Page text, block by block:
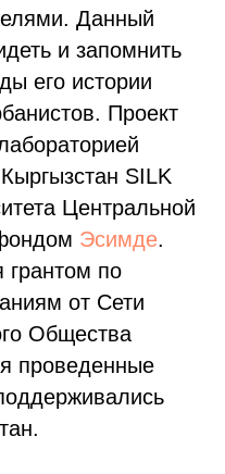
Данный
и запомнить
его истории
Проект
SILK
Центральной
Эсимде.
грантом по
от Сети
Общества
проведенные